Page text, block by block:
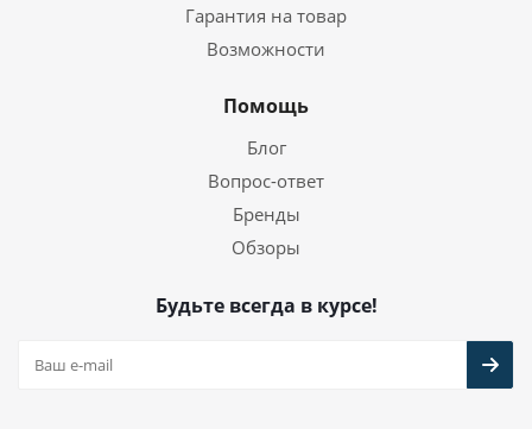
Гарантия на товар
Возможности
Помощь
Блог
Вопрос-ответ
Бренды
Обзоры
Будьте всегда в курсе!